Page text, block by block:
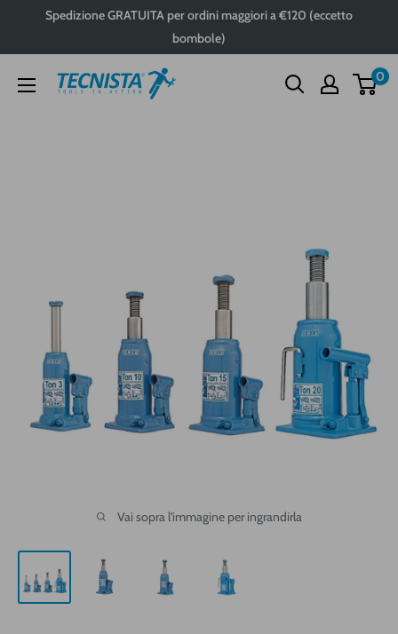
Spedizione GRATUITA per ordini maggiori a €120 (eccetto
bombole)
Tecnista 0
Vai sopra l'immagine per ingrandirla